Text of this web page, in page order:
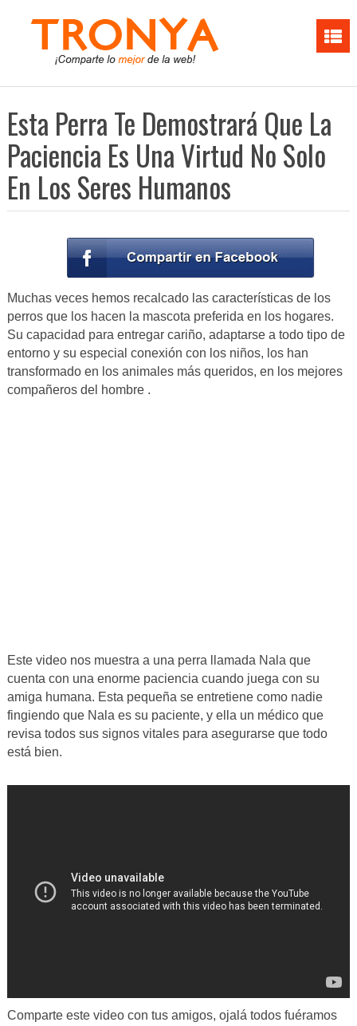
Esta Perra Te Demostrará Que La
Paciencia Es Una Virtud No Solo
En Los Seres Humanos
Muchas veces hemos recalcado las características de los
perros que los hacen la mascota preferida en los hogares.
Su capacidad para entregar cariño, adaptarse a todo tipo de
entorno y su especial conexión con los niños, los han
transformado en los animales más queridos, en los mejores
compañeros del hombre .
Este video nos muestra a una perra llamada Nala que
cuenta con una enorme paciencia cuando juega con su
amiga humana. Esta pequeña se entretiene como nadie
fingiendo que Nala es su paciente, y ella un médico que
revisa todos sus signos vitales para asegurarse que todo
está bien.
Comparte este video con tus amigos, ojalá todos fuéramos